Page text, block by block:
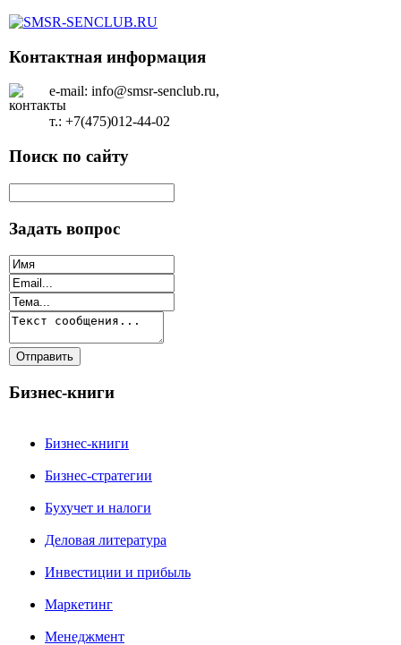
Контактная информация
e-mail: info@smsr-senclub.ru,
т.: +7(475)012-44-02
Поиск по сайту
Задать вопрос
Бизнес-книги
Бизнес-книги
Бизнес-стратегии
Бухучет и налоги
Деловая литература
Инвестиции и прибыль
Маркетинг
Менеджмент